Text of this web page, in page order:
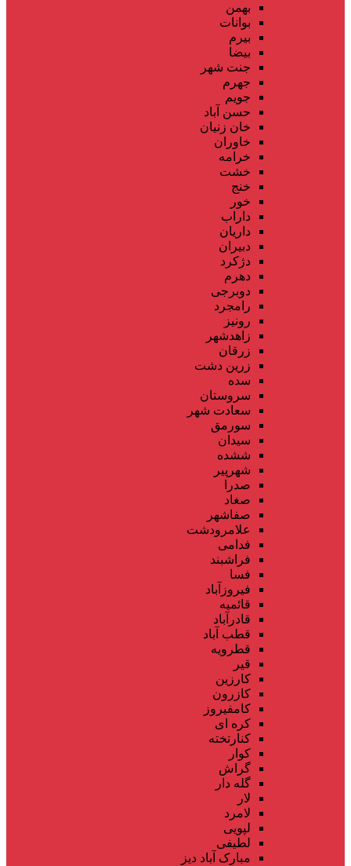
بهمن
بوانات
بیرم
بیضا
جنت شهر
جهرم
جویم
حسن آباد
خان زنیان
خاوران
خرامه
خشت
خنج
خور
داراب
داریان
دبیران
دژکرد
دهرم
دوبرجی
رامجرد
رونیز
زاهدشهر
زرقان
زرین دشت
سده
سروستان
سعادت شهر
سورمق
سیدان
ششده
شهرپیر
صدرا
صغاد
صفاشهر
علامرودشت
فدامی
فراشبند
فسا
فیروزآباد
قائمیه
قادرآباد
قطب آباد
قطرویه
قیر
کارزین
کازرون
کامفیروز
کره ای
کنارتخته
کوار
گراش
گله دار
لار
لامرد
لپویی
لطیفی
مبارک آباد دیز